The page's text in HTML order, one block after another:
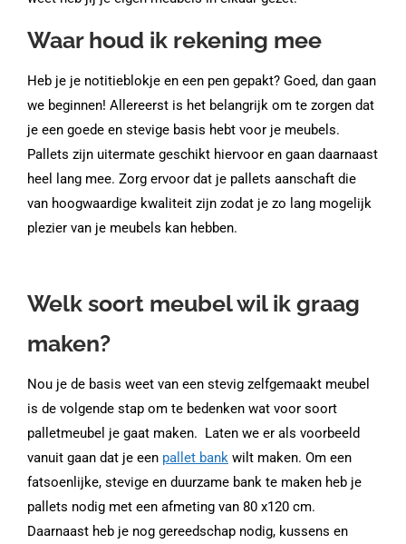
Waar houd ik rekening mee
Heb je je notitieblokje en een pen gepakt? Goed, dan gaan
we beginnen! Allereerst is het belangrijk om te zorgen dat
je een goede en stevige basis hebt voor je meubels.
Pallets zijn uitermate geschikt hiervoor en gaan daarnaast
heel lang mee. Zorg ervoor dat je pallets aanschaft die
van hoogwaardige kwaliteit zijn zodat je zo lang mogelijk
plezier van je meubels kan hebben.
Welk soort meubel wil ik graag
maken?
Nou je de basis weet van een stevig zelfgemaakt meubel
is de volgende stap om te bedenken wat voor soort
palletmeubel je gaat maken. Laten we er als voorbeeld
vanuit gaan dat je een pallet bank wilt maken. Om een
fatsoenlijke, stevige en duurzame bank te maken heb je
pallets nodig met een afmeting van 80 x120 cm.
Daarnaast heb je nog gereedschap nodig, kussens en